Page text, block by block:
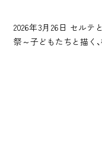
2026年3月26日 セルテ
祭～子どもたちと描く